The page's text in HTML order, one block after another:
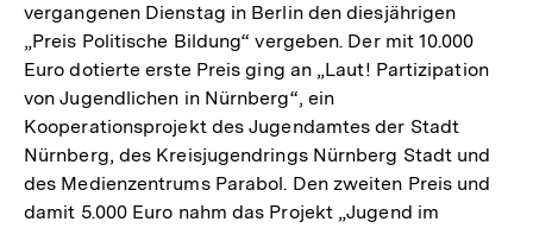
vergangenen Dienstag in Berlin den diesjährigen
„Preis Politische Bildung“ vergeben. Der mit 10.000
Euro dotierte erste Preis ging an „Laut! Partizipation
von Jugendlichen in Nürnberg“, ein
Kooperationsprojekt des Jugendamtes der Stadt
Nürnberg, des Kreisjugendrings Nürnberg Stadt und
des Medienzentrums Parabol. Den zweiten Preis und
damit 5.000 Euro nahm das Projekt „Jugend im